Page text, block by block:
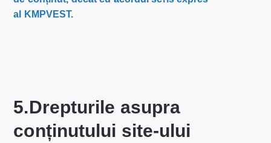
al KMPVEST.
5.Drepturile asupra
conținutului site-ului